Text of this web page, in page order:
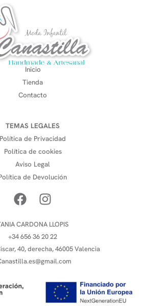
Inicio
Tienda
Contacto
TEMAS LEGALES
Política de Privacidad
Política de cookies
Aviso Legal
de Devolución
CARDONA LLOPIS
+34 656 36 20 22
40, derecha, 46005 Valencia